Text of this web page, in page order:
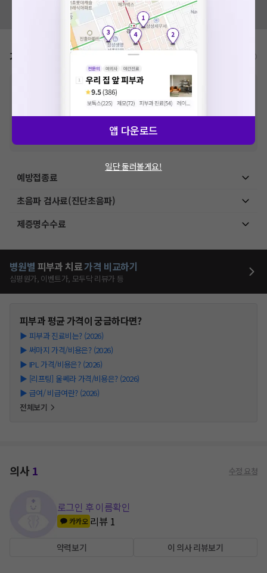
혹시 잘못된 병원정보가 있나요?
모두닥 팀에 알려주세요!
가격표 비급여/급여 진료란?
비급여 항목의 경우,추가비용 등으로 실제 가격과 상이할 수 있으니, 정확
한 가격은 해당 의료기관에 직접 문의해주세요.
건강보험심사평가원에 고지되어 있는 급여 진료 기준 가
격입니다. (진료와 연관된 복합적인 비용이 추가되어, 병원마다 금액이 다르게
산정될 수 있는 점 참고 바랍니다.)
VAT 포함
예방접종료
초음파 검사료(진단초음파)
제증명수수료
병원별 피부과 치료가격 비교하기
심평원가, 이벤트가, 모두닥 리뷰가 등
피부과평균 가격이 궁금하다면?
▶ 피부과 진료비는? (2026)
▶ 써마지 가격/비용은? (2026)
▶ IPL 가격/비용은? (2026)
▶ [리프팅] 울쎄라 가격/비용은? (2026)
▶ 급여/ 비급여란? (2026)
전체보기
의사1 수정 요청
로그인 후 이름확인
카카오 리뷰 1
약력보기 이 의사 리뷰보기
앱 다운로드
일단 둘러볼게요!